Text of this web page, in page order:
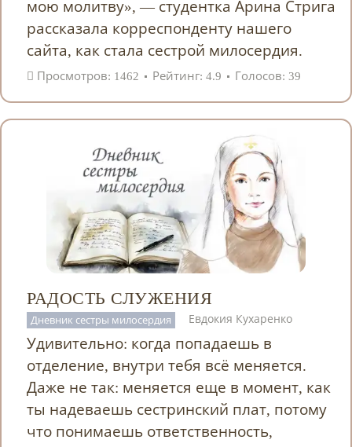
мою молитву», — студентка Арина Стрига
рассказала корреспонденту нашего
сайта, как стала сестрой милосердия.
Просмотров: 1462 Рейтинг: 4.9 Голосов: 39
РАДОСТЬ СЛУЖЕНИЯ
Дневник сестры милосердия Евдокия Кухаренко
Удивительно: когда попадаешь в
отделение, внутри тебя всё меняется.
Даже не так: меняется еще в момент, как
ты надеваешь сестринский плат, потому
что понимаешь ответственность,